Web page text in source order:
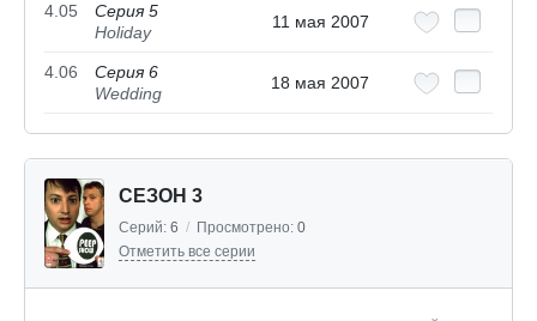
4.05
Серия 5
Holiday
11 мая 2007
4.06
Серия 6
Wedding
18 мая 2007
СЕЗОН 3
Серий: 6 / Просмотрено: 0
Отметить все серии